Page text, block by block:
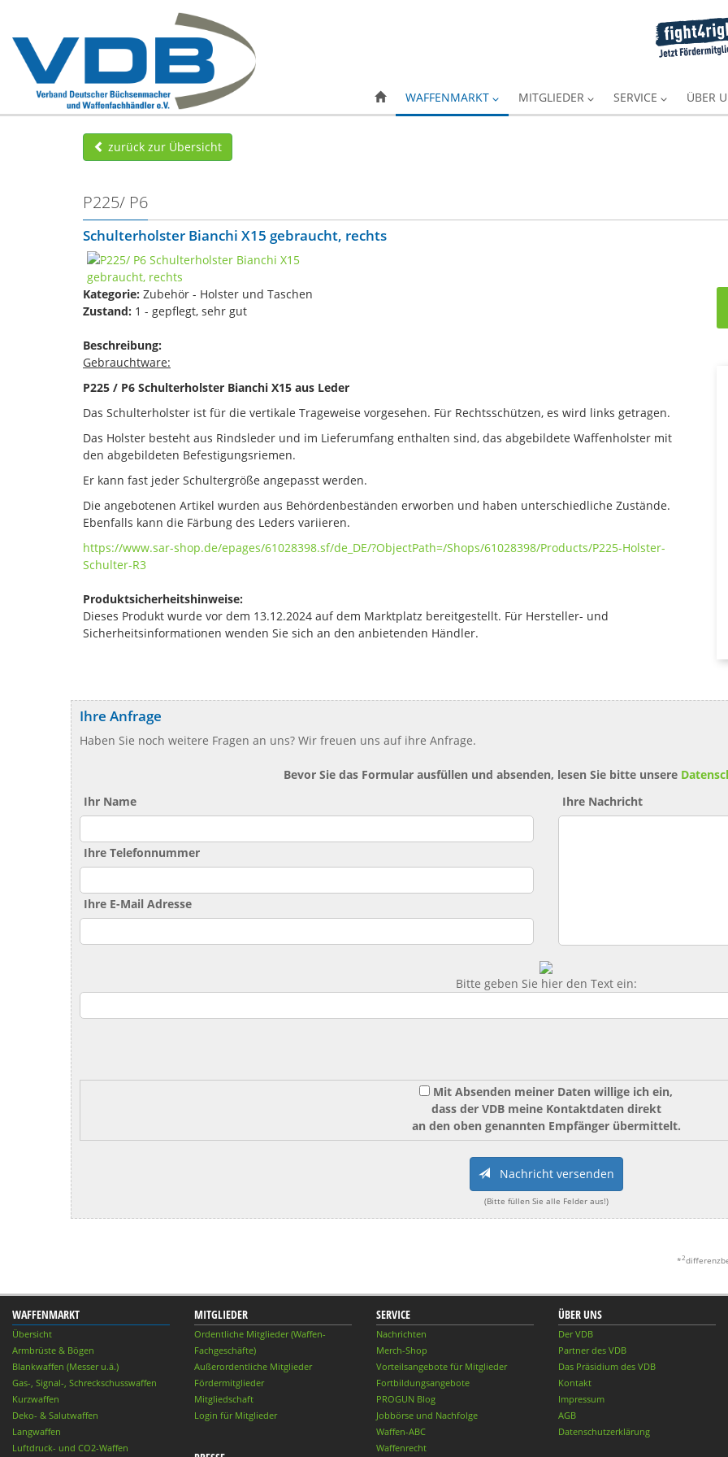
WAFFENMARKT MITGLIEDER SERVICE ÜBER
zurück zur Übersicht
P225/ P6
Schulterholster Bianchi X15 gebraucht, rechts
Kategorie: Zubehör - Holster und Taschen
Zustand: 1 - gepflegt, sehr gut
Beschreibung:
Gebrauchtware:
P225 / P6 Schulterholster Bianchi X15 aus Leder
Das Schulterholster ist für die vertikale Trageweise vorgesehen. Für Rechtsschützen, es wird links getragen.
Das Holster besteht aus Rindsleder und im Lieferumfang enthalten sind, das abgebildete Waffenholster mit
den abgebildeten Befestigungsriemen.
Er kann fast jeder Schultergröße angepasst werden.
Die angebotenen Artikel wurden aus Behördenbeständen erworben und haben unterschiedliche Zustände.
Ebenfalls kann die Färbung des Leders variieren.
https://www.sar-shop.de/epages/61028398.sf/de_DE/?ObjectPath=/Shops/61028398/Products/P225-Holster-
Schulter-R3
Produktsicherheitshinweise:
Dieses Produkt wurde vor dem 13.12.2024 auf dem Marktplatz bereitgestellt. Für Hersteller- und
Sicherheitsinformationen wenden Sie sich an den anbietenden Händler.
Ihre Anfrage
Haben Sie noch weitere Fragen an uns? Wir freuen uns auf ihre Anfrage.
Bevor Sie das Formular ausfüllen und absenden, lesen Sie bitte unsere
Ihr Name
Ihre Telefonnummer
Ihre E-Mail Adresse
Ihre Nachricht
Bitte geben Sie hier den Text ein:
Mit Absenden meiner Daten willige ich ein,
dass der VDB meine Kontaktdaten direkt
an den oben genannten Empfänger übermittelt.
Nachricht versenden
(Bitte füllen Sie alle Felder aus!)
*2
WAFFENMARKT
Übersicht
Armbrüste & Bögen
Blankwaffen (Messer u.ä.)
Gas-, Signal-, Schreckschusswaffen
Kurzwaffen
Deko- & Salutwaffen
Langwaffen
Luftdruck- und CO2-Waffen
MITGLIEDER
Ordentliche Mitglieder (Waffen-
Fachgeschäfte)
Außerordentliche Mitglieder
Fördermitglieder
Mitgliedschaft
Login für Mitglieder
SERVICE
Nachrichten
Merch-Shop
Vorteilsangebote für Mitglieder
Fortbildungsangebote
PROGUN Blog
Jobbörse und Nachfolge
Waffen-ABC
Waffenrecht
ÜBER UNS
Der VDB
Partner des VDB
Das Präsidium des VDB
Kontakt
Impressum
AGB
Datenschutzerklärung